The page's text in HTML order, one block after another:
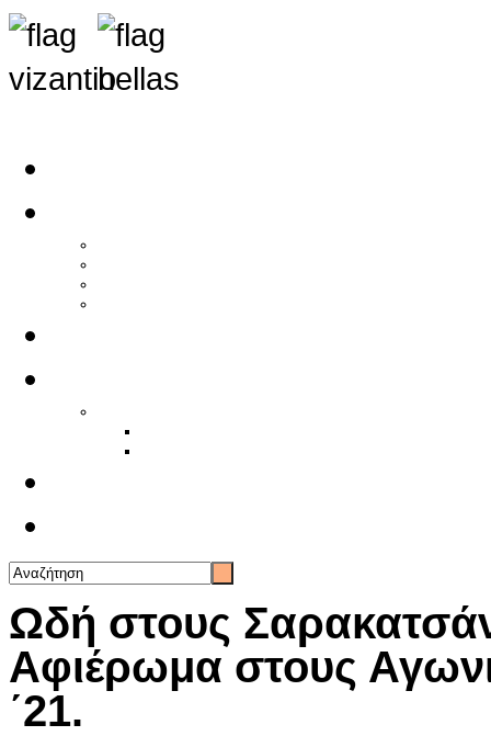
Ωδή στους
Αφιέρωμα στους
΄21.